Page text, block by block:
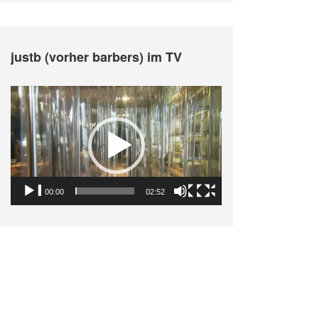
justb (vorher barbers) im TV
Video-
Player
00:00 02:52